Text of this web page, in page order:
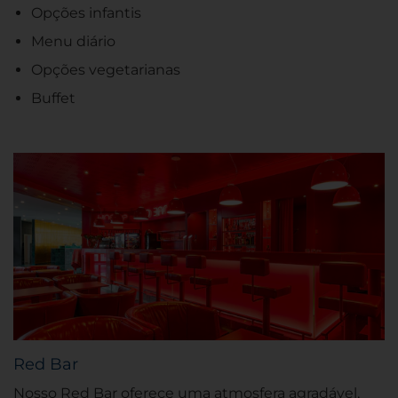
Opções infantis
Menu diário
Opções vegetarianas
Buffet
Red Bar
Nosso Red Bar oferece uma atmosfera agradável,